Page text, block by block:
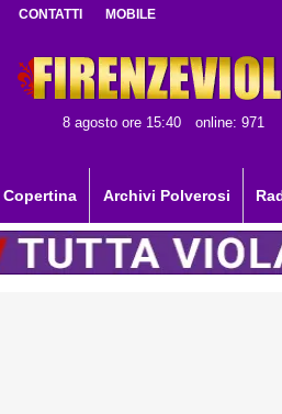
CONTATTI MOBILE
8 agosto ore 15:40 online: 971
Copertina Archivi Polverosi